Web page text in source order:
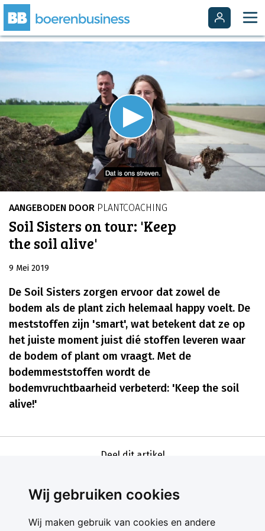
Wij gebruiken cookies
Wij maken gebruik van cookies en andere
Video
Player
loading.Play
Video
AANGEBODEN DOOR PLANTCOACHING
Soil Sisters on tour: 'Keep
the soil alive'
9 Mei 2019
De Soil Sisters zorgen ervoor dat zowel de
bodem als de plant zich helemaal happy voelt. De
meststoffen zijn 'smart', wat betekent dat ze op
het juiste moment juist dié stoffen leveren waar
de bodem of plant om vraagt. Met de
bodemmeststoffen wordt de
bodemvruchtbaarheid verbeterd: 'Keep the soil
alive!'
Deel dit artikel